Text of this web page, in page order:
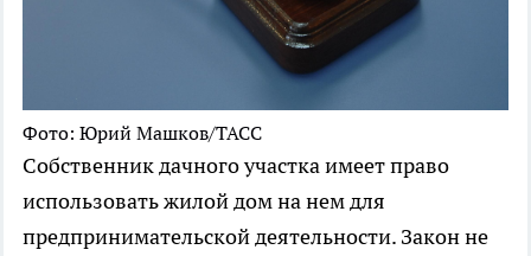
Фото: Юрий Машков/ТАСС
Собственник дачного участка имеет право
использовать жилой дом на нем для
предпринимательской деятельности. Закон не